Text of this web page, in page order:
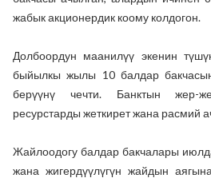
жабык акционердик коому колдогон.
Долбоордун маанилүү экенин
быйылкы жылы 10 балдар
берүүнү чечти. Банктын жер-
ресурстарды жеткирет жана расмий
Жайлоодогу балдар бакчалары
жана жигердүүлүгүн жайдын